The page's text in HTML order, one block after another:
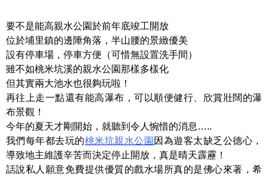
要不是能高親水公園於前年底竣工開放
位於埔里鎮的邊陲角落，半山腰的景緻優美
設有停車場，停車方便（可惜無設置洗手間）
雖不如桃米坑溪的親水公園那樣多樣化
但其實兩大池水也很夠玩啦！
再往上走一點還有能高瀑布，可以順便健行、欣賞壯闊的瀑
布景觀！
今年的夏天才剛開始，就聽到令人惋惜的消息…..
我們每年都去玩的桃米坑親水公園 因為遊客太缺乏公德心，
導致地主維護辛苦而決定停止開放，真是晴天霹靂！
話說私人願意免費提供優質的戲水場所真的是佛心來著，希